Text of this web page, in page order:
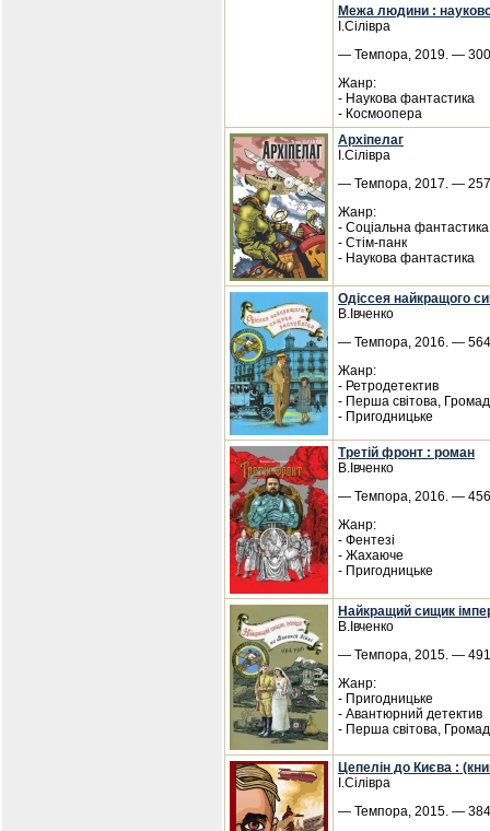
Межа людини :
І.Сілівра
— Темпора, 2019. —
Жанр:
- Наукова фантастика
- Космоопера
Архіпелаг
І.Сілівра
— Темпора, 2017. —
Жанр:
- Соціальна фантастика
- Стім-панк
- Наукова фантастика
Одіссея найкращого
В.Івченко
— Темпора, 2016. —
Жанр:
- Ретродетектив
- Перша світова,
- Пригодницьке
Третій фронт : роман
В.Івченко
— Темпора, 2016. —
Жанр:
- Фентезі
- Жахаюче
- Пригодницьке
Найкращий сищик
В.Івченко
— Темпора, 2015. —
Жанр:
- Пригодницьке
- Авантюрний детектив
- Перша світова,
Цепелін до Києва :
І.Сілівра
— Темпора, 2015. —